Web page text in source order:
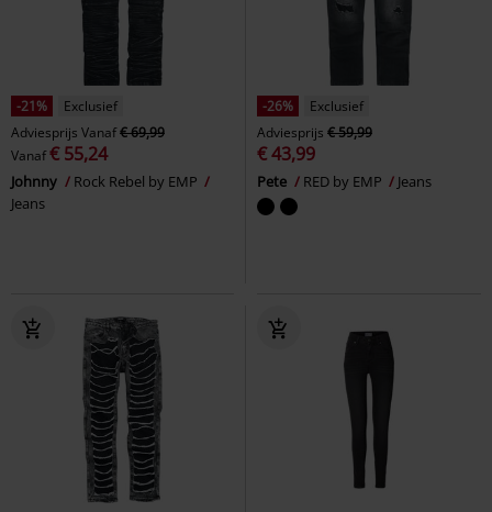
-21%
Exclusief
Adviesprijs Vanaf€ 69,99
Vanaf€ 55,24
Johnny
Rock Rebel by EMP
Jeans
-26%
Exclusief
Adviesprijs € 59,99
€ 43,99
Pete RED by EMP Jeans